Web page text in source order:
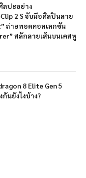
ลปะอย่าง
2 S จับมือศิลปินลาย
ถ่ายทอดคอลเลกชัน
สลักลายเส้นบนเคสหู
8 Elite Gen 5
นยังไงบ้าง?